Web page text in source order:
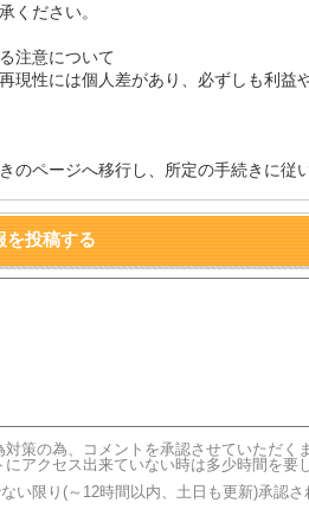
ください。
注意について
現性には個人差があり、必ずしも利益
のページへ移行し、所定の手続きに従
を投稿する
対策の為、コメントを承認させていただく
にアクセス出来ていない時は多少時間を要
い限り(～12時間以内、土日も更新)承認